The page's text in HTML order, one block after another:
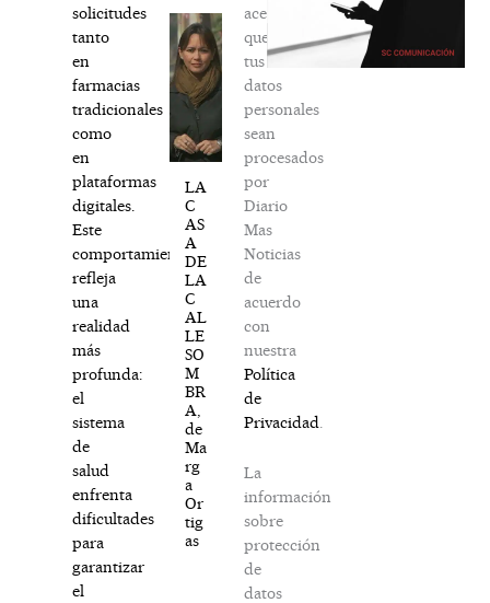
solicitudes
tanto
en
farmacias
tradicionales
como
en
plataformas
digitales.
Este
comportamiento
refleja
una
realidad
más
profunda:
el
sistema
de
salud
enfrenta
dificultades
para
garantizar
el
LA
C
AS
A
DE
LA
C
AL
LE
SO
M
BR
A,
de
Ma
rg
a
Or
tig
as
aceptas
que
tus
datos
personales
sean
procesados
por
Diario
Mas
Noticias
de
acuerdo
con
nuestra
Política
de
Privacidad
La
información
sobre
protección
de
datos